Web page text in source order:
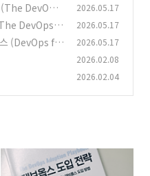
DevOps
2026.05.17
DevOps A
2026.05.17
(DevOps fo
2026.05.17
2026.02.08
2026.02.04